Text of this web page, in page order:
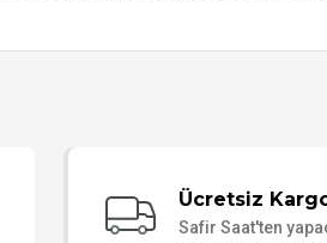
Ücretsiz
Safir Saat'ten